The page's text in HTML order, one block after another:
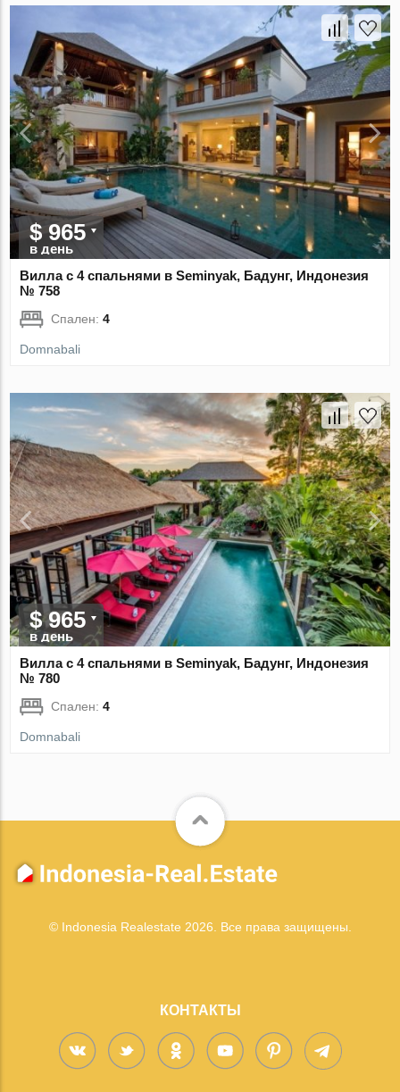
$ 965
в день
Вилла с 4 спальнями в Seminyak, Бадунг, Индонезия
№ 758
Спален:4
Domnabali
$ 965
в день
Вилла с 4 спальнями в Seminyak, Бадунг, Индонезия
№ 780
Спален:4
Domnabali
© Indonesia Realestate 2026. Все права защищены.
КОНТАКТЫ